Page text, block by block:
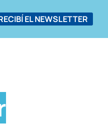
EL NEWSLETTER